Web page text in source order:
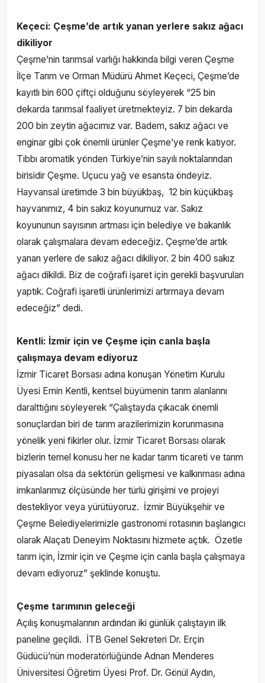
Keçeci: Çeşme’de artık yanan yerlere sakız ağacı
dikiliyor
Çeşme’nin tarımsal varlığı hakkında bilgi veren Çeşme
İlçe Tarım ve Orman Müdürü Ahmet Keçeci, Çeşme’de
kayıtlı bin 600 çiftçi olduğunu söyleyerek “25 bin
dekarda tarımsal faaliyet üretmekteyiz. 7 bin dekarda
200 bin zeytin ağacımız var. Badem, sakız ağacı ve
enginar gibi çok önemli ürünler Çeşme’ye renk katıyor.
Tıbbı aromatik yönden Türkiye’nin sayılı noktalarından
birisidir Çeşme. Uçucu yağ ve esansta öndeyiz.
Hayvansal üretimde 3 bin büyükbaş, 12 bin küçükbaş
hayvanımız, 4 bin sakız koyunumuz var. Sakız
koyununun sayısının artması için belediye ve bakanlık
olarak çalışmalara devam edeceğiz. Çeşme’de artık
yanan yerlere de sakız ağacı dikiliyor. 2 bin 400 sakız
ağacı dikildi. Biz de coğrafi işaret için gerekli başvuruları
yaptık. Coğrafi işaretli ürünlerimizi artırmaya devam
edeceğiz” dedi.
Kentli: İzmir için ve Çeşme için canla başla
çalışmaya devam ediyoruz
İzmir Ticaret Borsası adına konuşan Yönetim Kurulu
Üyesi Emin Kentli, kentsel büyümenin tarım alanlarını
daralttığını söyleyerek “Çalıştayda çıkacak önemli
sonuçlardan biri de tarım arazilerimizin korunmasına
yönelik yeni fikirler olur. İzmir Ticaret Borsası olarak
bizlerin temel konusu her ne kadar tarım ticareti ve tarım
piyasaları olsa da sektörün gelişmesi ve kalkınması adına
imkanlarımız ölçüsünde her türlü girişimi ve projeyi
destekliyor veya yürütüyoruz. İzmir Büyükşehir ve
Çeşme Belediyelerimizle gastronomi rotasının başlangıcı
olarak Alaçatı Deneyim Noktasını hizmete açtık. Özetle
tarım için, İzmir için ve Çeşme için canla başla çalışmaya
devam ediyoruz” şeklinde konuştu.
Çeşme tarımının geleceği
Açılış konuşmalarının ardından iki günlük çalıştayın ilk
paneline geçildi. İTB Genel Sekreteri Dr. Erçin
Güdücü’nün moderatörlüğünde Adnan Menderes
Üniversitesi Öğretim Üyesi Prof. Dr. Gönül Aydın,